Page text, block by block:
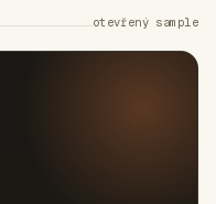
otevřený sample